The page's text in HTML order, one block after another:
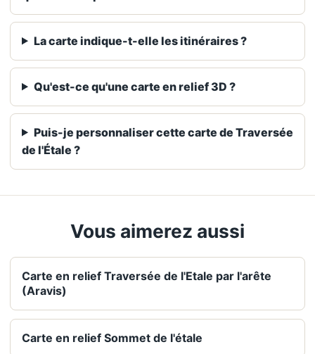
La carte indique-t-elle les itinéraires ?
Qu'est-ce qu'une carte en relief 3D ?
Puis-je personnaliser cette carte de Traversée
de l'Étale ?
Vous aimerez aussi
Carte en relief Traversée de l'Etale par l'arête
(Aravis)
Carte en relief Sommet de l'étale